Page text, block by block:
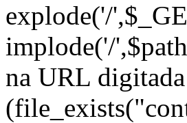
explode('/
implode('/
na URL